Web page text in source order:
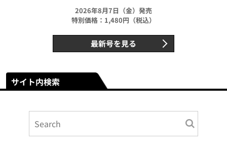
2026年8月7日（金）発売
特別価格：1,480円（税込）
最新号を見る
サイト内検索